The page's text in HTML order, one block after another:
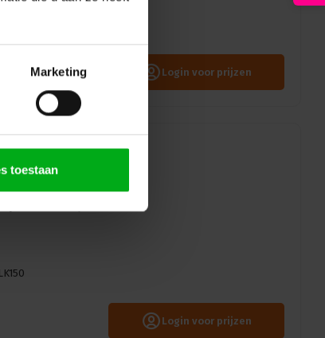
Marketing
toestaan
in/out module.
Login voor prijzen
Login voor prijzen